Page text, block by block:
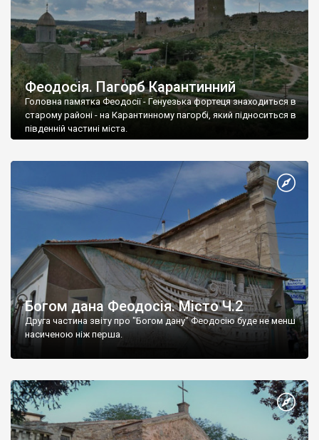
Феодосія. Пагорб Карантинний
Головна памятка Феодосії - Генуезька фортеця знаходиться в
старому районі - на Карантинному пагорбі, який підноситься в
південній частині міста.
Богом дана Феодосія. Місто Ч.2
Друга частина звіту про "Богом дану" Феодосію буде не менш
насиченою ніж перша.